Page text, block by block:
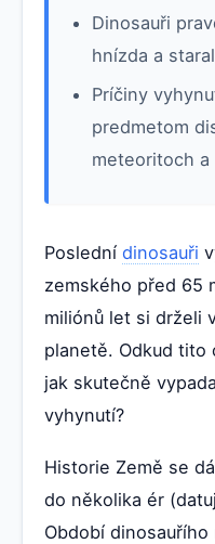
Dinosauři
hnízda a
Príčiny
predmetom
meteoritoch a
Poslední dinosauři
zemského před 65
miliónů let si drželi
planetě. Odkud tito
jak skutečně
vyhynutí?
Historie Země se
do několika ér
Období